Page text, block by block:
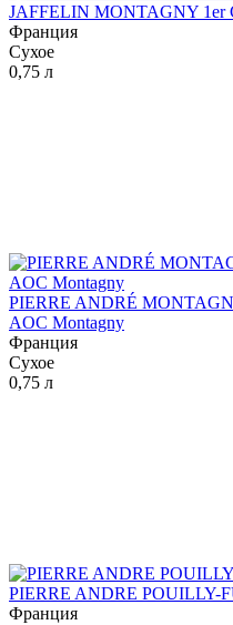
JAFFELIN MONTAGNY
Франция
Сухое
0,75 л
PIERRE ANDRÉ
AOC Montagny
Франция
Сухое
0,75 л
PIERRE ANDRE POUILLY-
Франция